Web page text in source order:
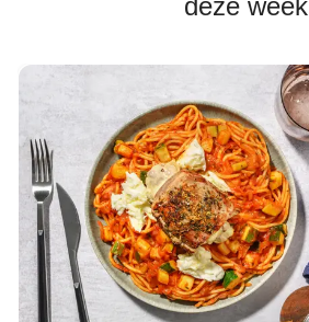
deze week